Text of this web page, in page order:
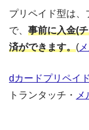
プリペイド型は
で、 事前に入金(
済ができます。(
dカードプリペイド
トランタッチ・ メ